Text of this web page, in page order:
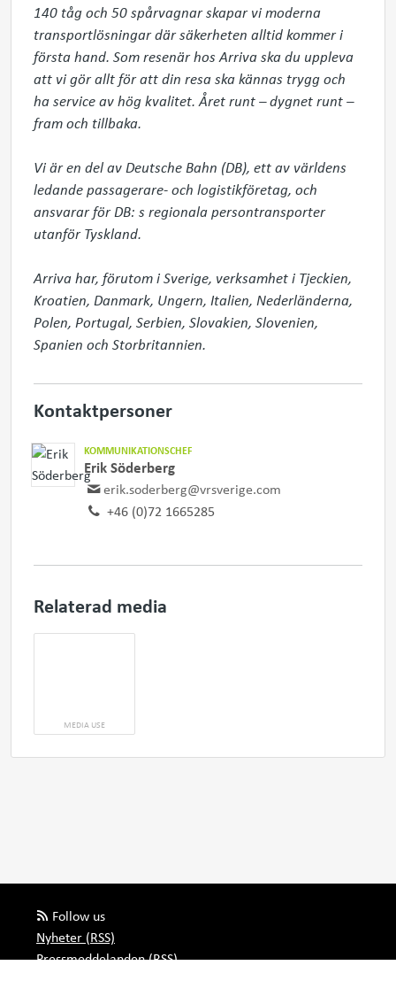
140 tåg och 50 spårvagnar skapar vi moderna
transportlösningar där säkerheten alltid kommer i
första hand. Som resenär hos Arriva ska du uppleva
att vi gör allt för att din resa ska kännas trygg och
ha service av hög kvalitet. Året runt – dygnet runt –
fram och tillbaka.
Vi är en del av Deutsche Bahn (DB), ett av världens
ledande passagerare- och logistikföretag, och
ansvarar för DB: s regionala persontransporter
utanför Tyskland.
Arriva har, förutom i Sverige, verksamhet i Tjeckien,
Kroatien, Danmark, Ungern, Italien, Nederländerna,
Polen, Portugal, Serbien, Slovakien, Slovenien,
Spanien och Storbritannien.
Kontaktpersoner
KOMMUNIKATIONSCHEF
Erik Söderberg
erik.soderberg@vrsverige.com
+46 (0)72 1665285
Relaterad media
MEDIA USE
Follow us
Nyheter (RSS)
Pressmeddelanden (RSS)